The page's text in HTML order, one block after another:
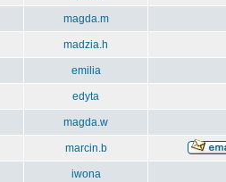
magda.m
madzia.h
emilia
edyta
magda.w
marcin.b
iwona